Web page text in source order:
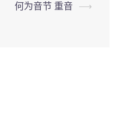
何为音节 重音 ⟶